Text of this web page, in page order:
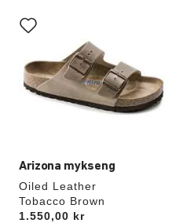
Arizona mykseng
Oiled Leather
Tobacco Brown
Price:
1.550,00 kr
med
swatch-
vil
oppdatere
produktbildet